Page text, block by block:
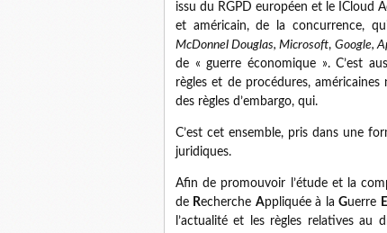
issu du RGPD européen et le ICloud
et américain, de la concurrence,
McDonnel Douglas, Microsoft, Google,
de « guerre économique ». C’est
règles et de procédures,
des règles d’embargo, qui.
C’est cet ensemble, pris dans une
juridiques.
Afin de promouvoir l’étude et la
de Recherche Appliquée à laGuerre E
l’actualité et les règles relatives